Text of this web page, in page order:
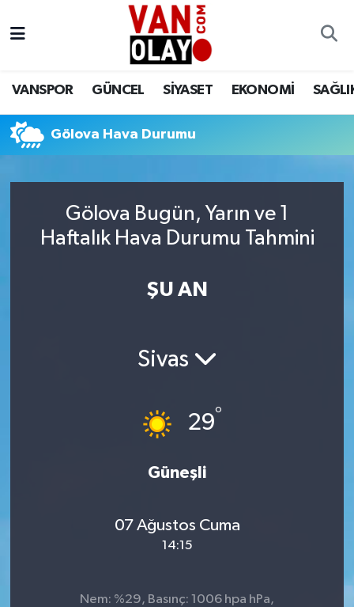
VANSPOR GÜNCEL SİYASET EKONOMİ
Gölova Hava Durumu
Gölova Bugün, Yarın ve 1
Haftalık Hava Durumu Tahmini
ŞU AN
Sivas
29°
Güneşli
07 Ağustos Cuma
14:15
Nem: %29, Basınç: 1006 hpa hPa,
Siyaset
Ekonomi
Sağlık
Van Nöbetçi Eczaneler
Van Namaz Vakitleri
Van Trafik Yoğunluk Haritası
Süper Lig Puan Durumu ve Fikstür
Son Dakika Haberleri